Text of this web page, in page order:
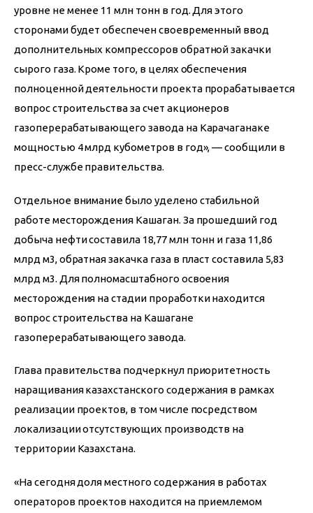
уровне не менее 11 млн тонн в год. Для этого
сторонами будет обеспечен своевременный ввод
дополнительных компрессоров обратной закачки
сырого газа. Кроме того, в целях обеспечения
полноценной деятельности проекта прорабатывается
вопрос строительства за счет акционеров
газоперерабатывающего завода на Карачаганаке
мощностью 4 млрд кубометров в год», — сообщили в
пресс-службе правительства.
Отдельное внимание было уделено стабильной
работе месторождения Кашаган. За прошедший год
добыча нефти составила 18,77 млн тонн и газа 11,86
млрд м3, обратная закачка газа в пласт составила 5,83
млрд м3. Для полномасштабного освоения
месторождения на стадии проработки находится
вопрос строительства на Кашагане
газоперерабатывающего завода.
Глава правительства подчеркнул приоритетность
наращивания казахстанского содержания в рамках
реализации проектов, в том числе посредством
локализации отсутствующих производств на
территории Казахстана.
«На сегодня доля местного содержания в работах
операторов проектов находится на приемлемом